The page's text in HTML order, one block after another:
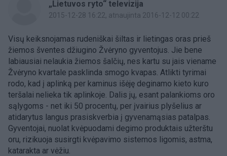
„Lietuvos ryto“ televizija
2015-12-28 16:22, atnaujinta 2016-12-12 00:22
Visų keiksnojamas rudeniškai šiltas ir lietingas oras prieš
žiemos šventes džiugino Žvėryno gyventojus. Jie bene
labiausiai nelaukia žiemos šalčių, nes kartu su jais viename
Žvėryno kvartale pasklinda smogo kvapas. Atlikti tyrimai
rodo, kad į aplinką per kaminus išėję deginamo kieto kuro
teršalai nelieka tik aplinkoje. Dalis jų, esant palankioms oro
sąlygoms - net iki 50 procentų, per įvairius plyšelius ar
atidarytus langus prasiskverbia į gyvenamąsias patalpas.
Gyventojai, nuolat kvėpuodami degimo produktais užterštu
oru, rizikuoja susirgti kvėpavimo sistemos ligomis, astma,
katarakta ar vėžiu.